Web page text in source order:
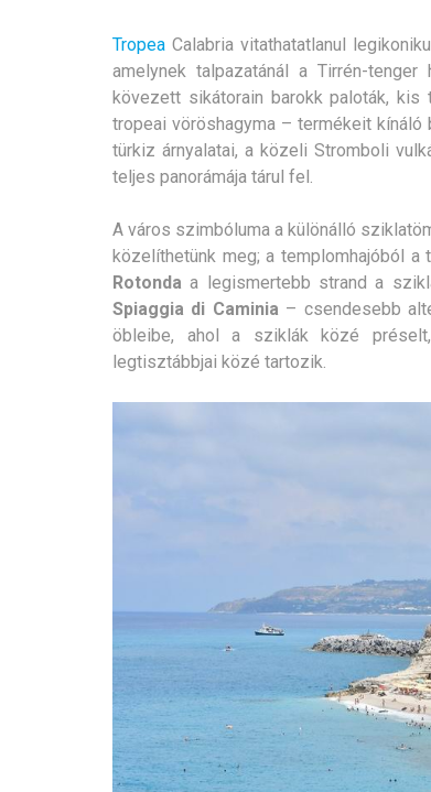
Tropea Calabria vitathatatlanul
amelynek talpazatánál a Tirrén-
kövezett sikátorain barokk paloták, kis
tropeai vöröshagyma – termékeit
türkiz árnyalatai, a közeli Stromboli
teljes panorámája tárul fel.
A város szimbóluma a különálló
közelíthetünk meg; a templomhajóból
Rotonda a legismertebb strand a
Spiaggia di Caminia – csendesebb
öbleibe, ahol a sziklák közé
legtisztábbjai közé tartozik.